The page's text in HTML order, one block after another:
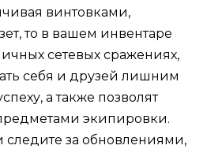
винтовками,
то в вашем инвентаре
сетевых сражениях,
себя и друзей лишним
а также позволят
экипировки.
следите за обновлениями,